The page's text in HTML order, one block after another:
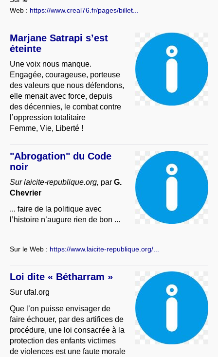
Web : https://www.creal76.fr/pages/billet...
Marjane Satrapi s’est
éteinte
Une voix nous manque.
Engagée, courageuse, porteuse
des valeurs que nous défendons,
elle menait avec force, depuis
des décennies, le combat contre
l’oppression totalitaire
Femme, Vie, Liberté !
"Abrogation" du Code
noir
Sur laicite-republique.org, par G.
Chevrier
... faire de la politique avec
l’histoire n’augure rien de bon ...
Sur le Web : https://www.laicite-republique.org/...
Loi dite « Bétharram »
Sur ufal.org
Que l’on puisse envisager de
faire échouer, par des artifices de
procédure, une loi consacrée à la
protection des enfants victimes
de violences est une faute morale